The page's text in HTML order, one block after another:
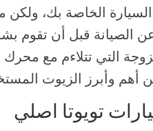
ر
ا
ت
ل
الخاصة بك،
الصيانة قبل أن تقوم
التي تتلاءم مع محرك
أهم وأبرز الزيوت
تويوتا اصلي